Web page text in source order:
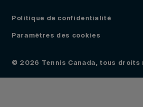
Politique de confidentialité
Paramètres des cookies
© 2026 Tennis Canada, tous droits